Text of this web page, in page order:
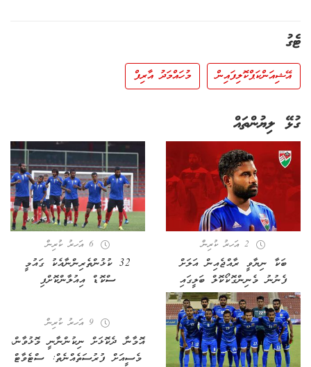
ޓެގު
އޭޝިއަން ކަޕް ކޮލިފައިން މުހައްމަދު އާރިފް
ގުޅޭ ލިޔުންތައް
2 އަހރު ކުރިން
ބަކާ ނިޔާވީ ރާއްޖެއިން އަލަށް
ފެނުނު މެނިންގޮކޯކޮލް ބަލީގައި
6 އަހރު ކުރިން
32 ކުޅުންތެރިންނާއެކު ގައުމީ
ސްކޮޑް އިއުލާންކޮށްފި
9 އަހރު ކުރިން
އޮމާނާ ދެކޮޅަށް ނިކުންނާނީ މޮޅުވާން،
މެސީއަށް ފުރުސަތެއްނެތް: ސްޓެވާޓް